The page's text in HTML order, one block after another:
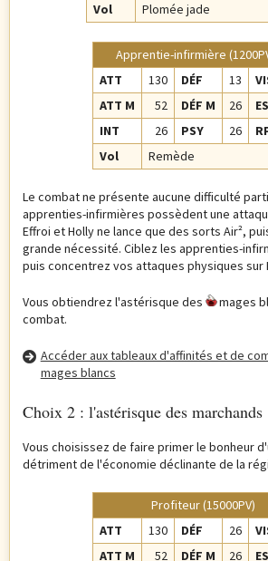
Vol
Plomée jade
Apprentie-infirmière
ATT
130 DÉF 13
ATT M
52 DÉF M 26
INT
26 PSY 26
Vol
Remède
Le combat ne présente aucune difficulté
apprenties-infirmières possèdent une
Effroi et Holly ne lance que des sorts Air²,
grande nécessité. Ciblez les apprenties-
puis concentrez vos attaques physiques sur
Vous obtiendrez l'astérisque des
mages
combat.
Accéder aux tableaux d'affinités et de
mages blancs
Choix 2 : l'astérisque des marchands
Vous choisissez de faire primer le bonheur
détriment de l'économie déclinante de la
Profiteur (15000PV)
ATT
130 DÉF 26
ATT M
52 DÉF M 26